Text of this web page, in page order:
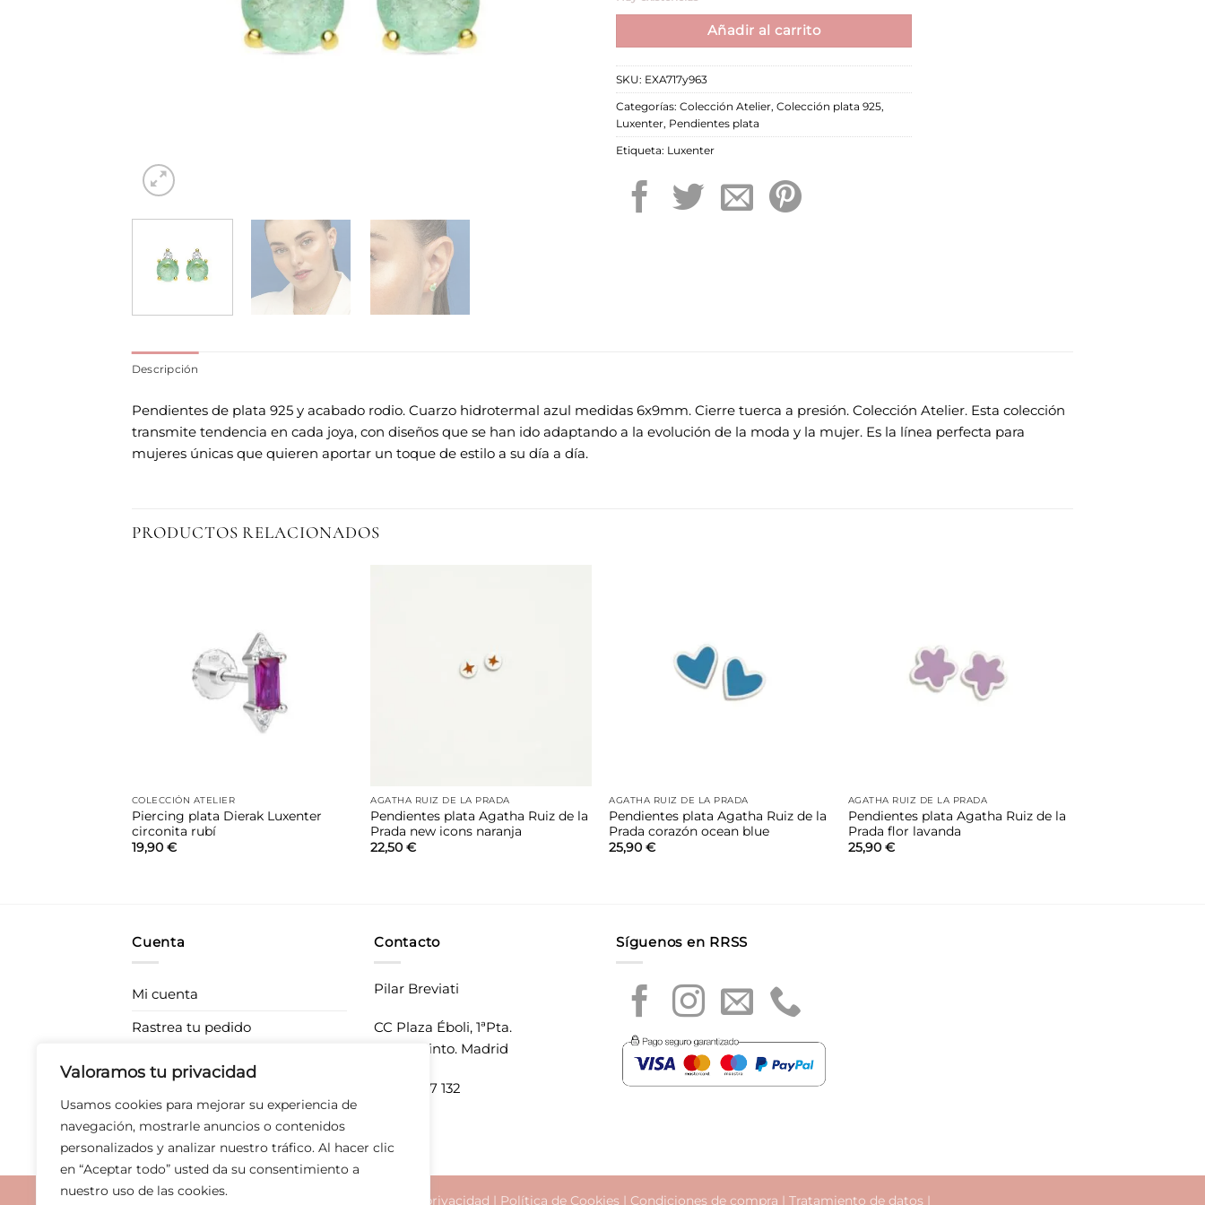
Valoramos tu privacidad
Usamos cookies para mejorar su experiencia de
navegación, mostrarle anuncios o contenidos
personalizados y analizar nuestro tráfico. Al hacer clic
en “Aceptar todo” usted da su consentimiento a
nuestro uso de las cookies.
Añadir al carrito
SKU: EXA717y963
Categorías: Colección Atelier, Colección plata 925,
Luxenter, Pendientes plata
Etiqueta: Luxenter
Descripción
Pendientes de plata 925 y acabado rodio. Cuarzo hidrotermal azul medidas 6x9mm. Cierre tuerca a presión. Colección Atelier. Esta colección
transmite tendencia en cada joya, con diseños que se han ido adaptando a la evolución de la moda y la mujer. Es la línea perfecta para
mujeres únicas que quieren aportar un toque de estilo a su día a día.
PRODUCTOS RELACIONADOS
COLECCIÓN ATELIER
Piercing plata Dierak Luxenter
circonita rubí
19,90 €
AGATHA RUIZ DE LA PRADA
Pendientes plata Agatha Ruiz de la
Prada new icons naranja
22,50€
AGATHA RUIZ DE LA PRADA
Pendientes plata Agatha Ruiz de la
Prada corazón ocean blue
25,90€
AGATHA RUIZ DE LA PRADA
Pendientes plata Agatha Ruiz de la
Prada flor lavanda
25,90 €
Cuenta
Mi cuenta
Rastrea tu pedido
Derecho de desistimiento
Contacto
Pilar Breviati
CC Plaza Éboli, 1ªPta.
28320 Pinto. Madrid
T 675 897 132
Síguenos en RRSS
Política de privacidad | Política de Cookies| Condiciones de compra | Tratamiento de datos|